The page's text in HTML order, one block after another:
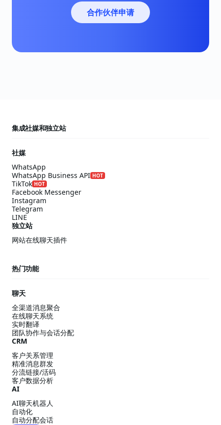
合作伙伴申请
集成社媒和独立站
社媒
WhatsApp
WhatsApp Business API HOT
TikTok HOT
Facebook Messenger
Instagram
Telegram
LINE
独立站
网站在线聊天插件
热门功能
聊天
全渠道消息聚合
在线聊天系统
实时翻译
团队协作与会话分配
CRM
客户关系管理
精准消息群发
分流链接/活码
客户数据分析
AI
AI聊天机器人
自动化
自动分配会话